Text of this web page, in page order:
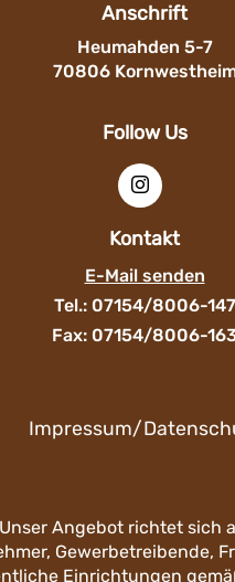
Anschrift
Heumahden 5-7
70806
Follow Us
Kontakt
E-Mail senden
Tel.: 07154/8006-147
Fax: 07154/8006-
Impressum/
Unser Angebot richtet sich
Gewerbetreibende,
Einrichtungen